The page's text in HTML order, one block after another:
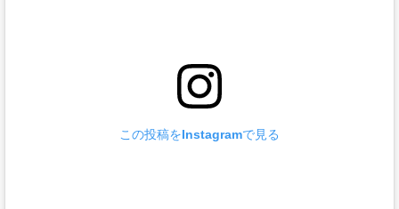
この投稿をInstagramで見る